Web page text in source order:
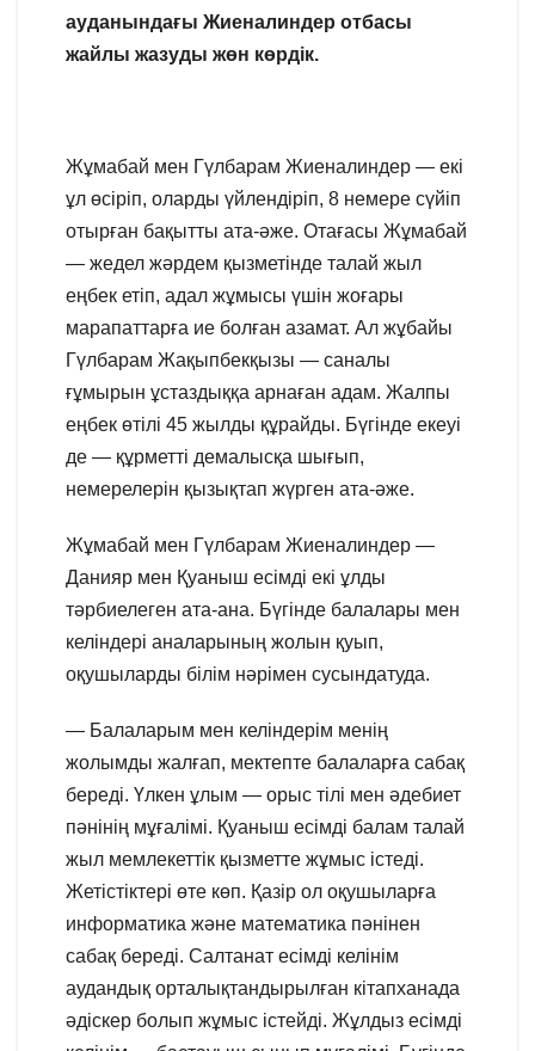
ауданындағы Жиеналиндер отбасы
жайлы жазуды жөн көрдік.
Жұмабай мен Гүлбарам Жиеналиндер — екі
ұл өсіріп, оларды үйлендіріп, 8 немере сүйіп
отырған бақытты ата-әже. Отағасы Жұмабай
— жедел жәрдем қызметінде талай жыл
еңбек етіп, адал жұмысы үшін жоғары
марапаттарға ие болған азамат. Ал жұбайы
Гүлбарам Жақыпбекқызы — саналы
ғұмырын ұстаздыққа арнаған адам. Жалпы
еңбек өтілі 45 жылды құрайды. Бүгінде екеуі
де — құрметті демалысқа шығып,
немерелерін қызықтап жүрген ата-әже.
Жұмабай мен Гүлбарам Жиеналиндер —
Данияр мен Қуаныш есімді екі ұлды
тәрбиелеген ата-ана. Бүгінде балалары мен
келіндері аналарының жолын қуып,
оқушыларды білім нәрімен сусындатуда.
— Балаларым мен келіндерім менің
жолымды жалғап, мектепте балаларға сабақ
береді. Үлкен ұлым — орыс тілі мен әдебиет
пәнінің мұғалімі. Қуаныш есімді балам талай
жыл мемлекеттік қызметте жұмыс істеді.
Жетістіктері өте көп. Қазір ол оқушыларға
информатика және математика пәнінен
сабақ береді. Салтанат есімді келінім
аудандық орталықтандырылған кітапханада
әдіскер болып жұмыс істейді. Жұлдыз есімді